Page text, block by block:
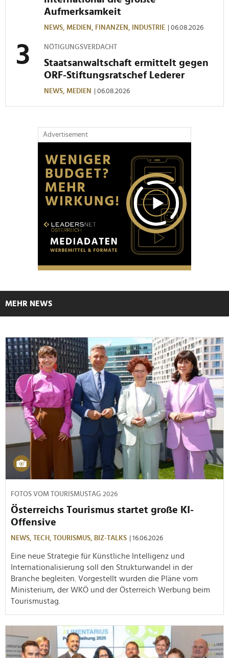
Aufmerksamkeit
NEWS, MEDIEN, FINANZEN, INDUSTRIE | 06.08.2026
NÖTIGUNGSVERDACHT
Staatsanwaltschaft ermittelt gegen
ORF-Stiftungsratschef Lederer
NEWS, MEDIEN | 06.08.2026
Advertisement
MEHR NEWS
FOTOS VOM TOURISMUSTAG 2026
Österreichs Tourismus startet große KI-
Offensive
NEWS, TECH, TOURISMUS, BIZ-TALKS | 16.06.2026
Eine neue Strategie für Künstliche Intelligenz und
Internationalisierung soll den Strukturwandel in der
Branche begleiten. Vorgestellt wurden die Pläne vom
Ministerium, der WKÖ und der Österreich Werbung beim
Tourismustag.